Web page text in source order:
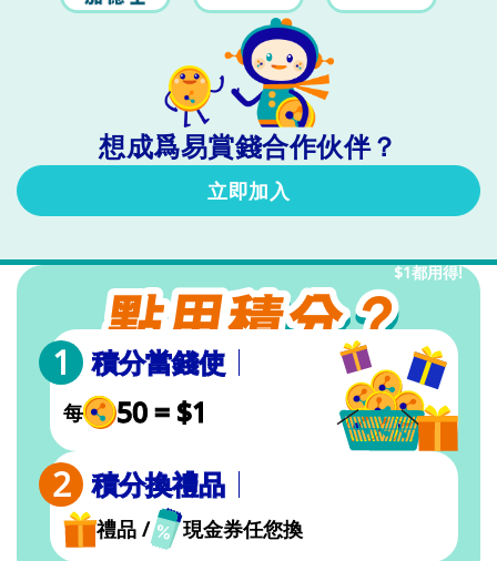
想成爲易賞錢合作伙伴？​
立即加入
$1都用得!
積分當錢使
每
50 = $1
積分換禮品
禮品 / 現金券任您換